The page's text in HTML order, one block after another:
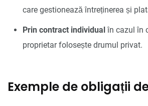
care gestionează întreținerea și
Prin contract individual în cazul în
proprietar folosește drumul privat.
Exemple de obligații